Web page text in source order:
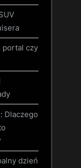
portal czy
Dlaczego
dzień